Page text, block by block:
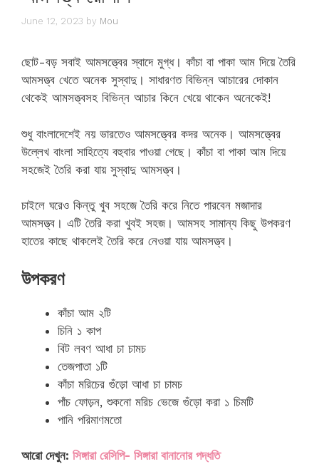
June 12, 2023 by Mou
ছোট-বড় সবাই আমসত্ত্বের স্বাদে মুগ্ধ। কাঁচা বা পাকা আম দিয়ে তৈরি
আমসত্ত্ব খেতে অনেক সুস্বাদু। সাধারণত বিভিন্ন আচারের দোকান
থেকেই আমসত্ত্বসহ বিভিন্ন আচার কিনে খেয়ে থাকেন অনেকেই!
শুধু বাংলাদেশেই নয় ভারতেও আমসত্ত্বের কদর অনেক। আমসত্ত্বের
উল্লেখ বাংলা সাহিত্যে বহুবার পাওয়া গেছে। কাঁচা বা পাকা আম দিয়ে
সহজেই তৈরি করা যায় সুস্বাদু আমসত্ত্ব।
চাইলে ঘরেও কিন্তু খুব সহজে তৈরি করে নিতে পারবেন মজাদার
আমসত্ত্ব। এটি তৈরি করা খুবই সহজ। আমসহ সামান্য কিছু উপকরণ
হাতের কাছে থাকলেই তৈরি করে নেওয়া যায় আমসত্ত্ব।
উপকরণ
কাঁচা আম ২টি
চিনি ১ কাপ
বিট লবণ আধা চা চামচ
তেজপাতা ১টি
কাঁচা মরিচের গুঁড়ো আধা চা চামচ
পাঁচ ফোড়ন, শুকনো মরিচ ভেজে গুঁড়ো করা ১ চিমটি
পানি পরিমাণমতো
আরো দেখুন: সিঙ্গারা রেসিপি- সিঙ্গারা বানানোর পদ্ধতি